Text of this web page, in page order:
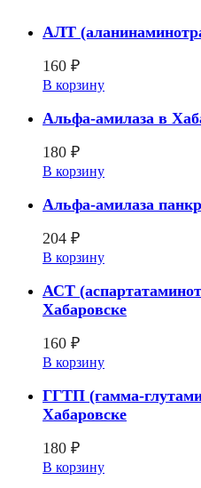
АЛТ
160 ₽
В корзину
Альфа-амилаза в
180 ₽
В корзину
Альфа-амилаза
204 ₽
В корзину
АСТ
Хабаровске
160 ₽
В корзину
ГГТП (гамма-
Хабаровске
180 ₽
В корзину